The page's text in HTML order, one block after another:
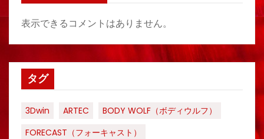
表示できるコメントはありません。
タグ
3Dwin ARTEC
BODY WOLF（ボディウルフ）
FORECAST（フォーキャスト）